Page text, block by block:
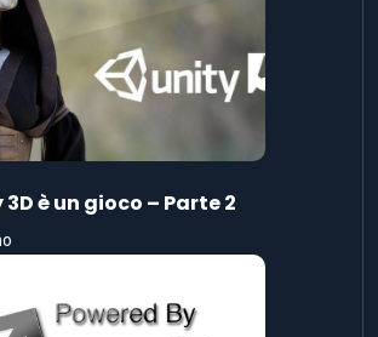
è un gioco – Parte 2